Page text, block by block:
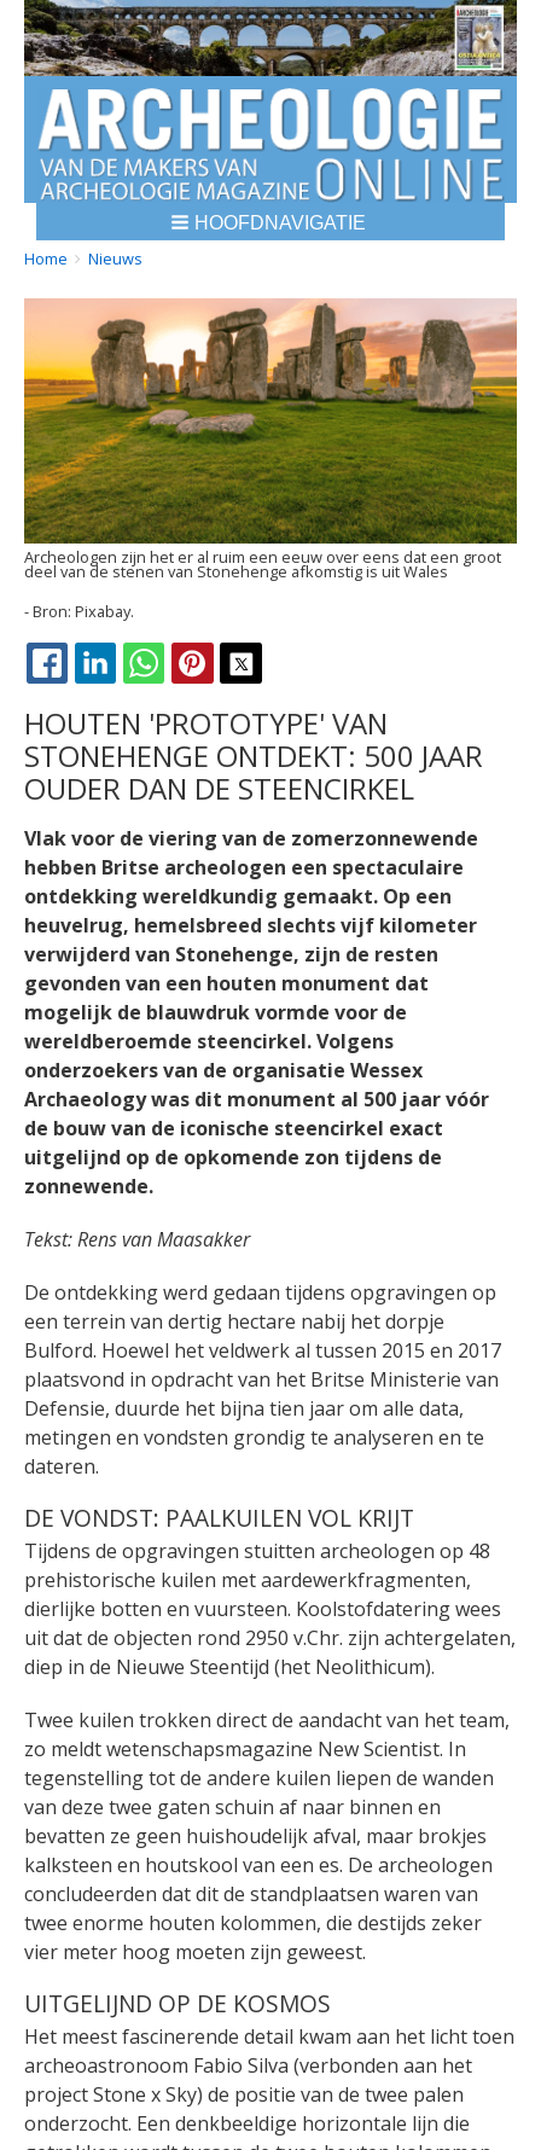
HOOFDNAVIGATIE
BREADCRUMBS
YOU
Home Nieuws
Archeologen zijn het er al ruim een eeuw over eens dat een groot
deel van de stenen van Stonehenge afkomstig is uit Wales
Pixabay.
FACEBOOK
LINKEDINWHATSAPPPINTEREST
HOUTEN 'PROTOTYPE' VAN
STONEHENGE ONTDEKT: 500 JAAR
OUDER DAN DE STEENCIRKEL
Vlak voor de viering van de zomerzonnewende
hebben Britse archeologen een spectaculaire
ontdekking wereldkundig gemaakt. Op een
heuvelrug, hemelsbreed slechts vijf kilometer
verwijderd van Stonehenge, zijn de resten
gevonden van een houten monument dat
mogelijk de blauwdruk vormde voor de
wereldberoemde steencirkel. Volgens
onderzoekers van de organisatie Wessex
Archaeology was dit monument al 500 jaar vóór
de bouw van de iconische steencirkel exact
uitgelijnd op de opkomende zon tijdens de
zonnewende.
Tekst: Rens van Maasakker
De ontdekking werd gedaan tijdens opgravingen op
een terrein van dertig hectare nabij het dorpje
Bulford. Hoewel het veldwerk al tussen 2015 en 2017
plaatsvond in opdracht van het Britse Ministerie van
Defensie, duurde het bijna tien jaar om alle data,
metingen en vondsten grondig te analyseren en te
dateren.
DE VONDST: PAALKUILEN VOL KRIJT
Tijdens de opgravingen stuitten archeologen op 48
prehistorische kuilen met aardewerkfragmenten,
dierlijke botten en vuursteen. Koolstofdatering wees
uit dat de objecten rond 2950 v.Chr. zijn achtergelaten,
diep in de Nieuwe Steentijd (het Neolithicum).
Twee kuilen trokken direct de aandacht van het team,
zo meldt wetenschapsmagazine New Scientist. In
tegenstelling tot de andere kuilen liepen de wanden
van deze twee gaten schuin af naar binnen en
bevatten ze geen huishoudelijk afval, maar brokjes
kalksteen en houtskool van een es. De archeologen
concludeerden dat dit de standplaatsen waren van
twee enorme houten kolommen, die destijds zeker
vier meter hoog moeten zijn geweest.
UITGELIJND OP DE KOSMOS
Het meest fascinerende detail kwam aan het licht toen
archeoastronoom Fabio Silva (verbonden aan het
project Stone x Sky) de positie van de twee palen
onderzocht. Een denkbeeldige horizontale lijn die